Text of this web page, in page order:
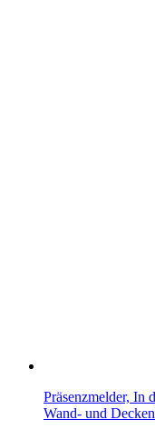
Präsenzmelder, In
Wand- und